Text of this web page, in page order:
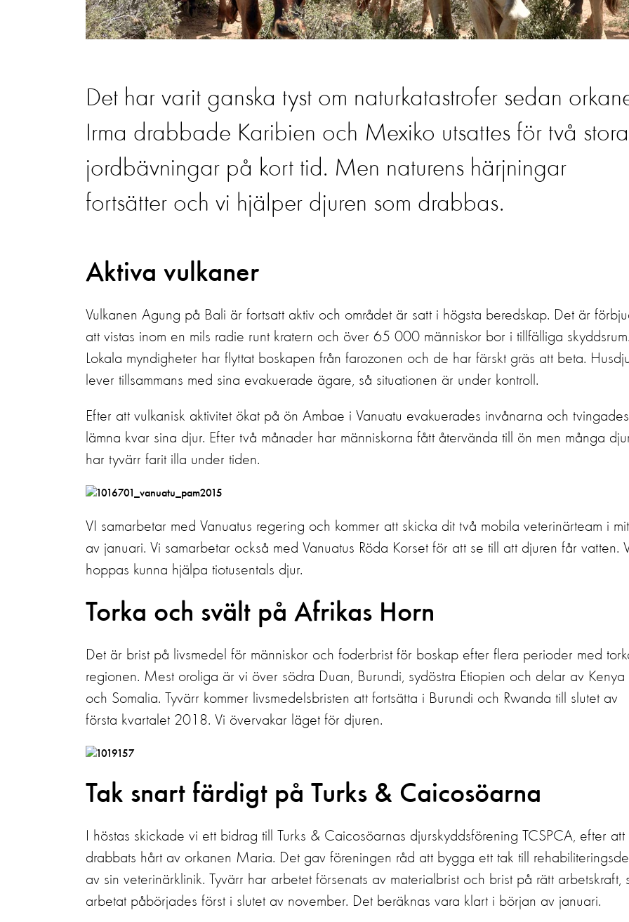
Det har varit ganska tyst om naturkatastrofer sedan
Irma drabbade Karibien och Mexiko utsattes för två stora
jordbävningar på kort tid. Men naturens härjningar
fortsätter och vi hjälper djuren som drabbas.
Aktiva vulkaner
Vulkanen Agung på Bali är fortsatt aktiv och området är satt i högsta beredskap. Det är
att vistas inom en mils radie runt kratern och över 65 000 människor bor i tillfälliga
Lokala myndigheter har flyttat boskapen från farozonen och de har färskt gräs att beta.
lever tillsammans med sina evakuerade ägare, så situationen är under kontroll.
Efter att vulkanisk aktivitet ökat på ön Ambae i Vanuatu evakuerades invånarna och tvingades
lämna kvar sina djur. Efter två månader har människorna fått återvända till ön men många
har tyvärr farit illa under tiden.
VI samarbetar med Vanuatus regering och kommer att skicka dit två mobila veterinärteam i
av januari. Vi samarbetar också med Vanuatus Röda Korset för att se till att djuren får vatten.
hoppas kunna hjälpa tiotusentals djur.
Torka och svält på Afrikas Horn
Det är brist på livsmedel för människor och foderbrist för boskap efter flera perioder med
regionen. Mest oroliga är vi över södra Duan, Burundi, sydöstra Etiopien och delar av Kenya
och Somalia. Tyvärr kommer livsmedelsbristen att fortsätta i Burundi och Rwanda till slutet av
första kvartalet 2018. Vi övervakar läget för djuren.
Tak snart färdigt på Turks & Caicosöarna
I höstas skickade vi ett bidrag till Turks & Caicosöarnas djurskyddsförening TCSPCA, efter att
drabbats hårt av orkanen Maria. Det gav föreningen råd att bygga ett tak till
av sin veterinärklinik. Tyvärr har arbetet försenats av materialbrist och brist på rätt arbetskraft,
arbetat påbörjades först i slutet av november. Det beräknas vara klart i början av januari.